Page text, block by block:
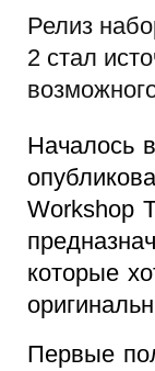
Релиз
2 стал
Началось
Workshop
которые
Первые